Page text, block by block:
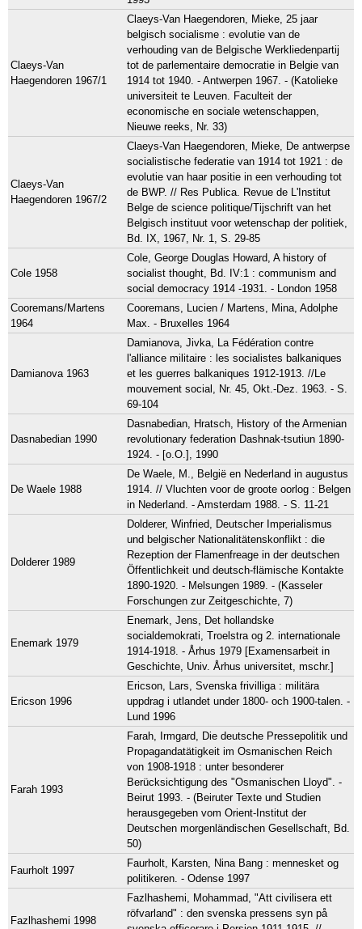
Claeys-Van
Haegendoren 1967/1
Claeys-Van Haegendoren, Mieke, 25 jaar
belgisch socialisme : evolutie van de
verhouding van de Belgische Werkliedenpartij
tot de parlementaire democratie in Belgie van
1914 tot 1940. - Antwerpen 1967. - (Katolieke
universiteit te Leuven. Faculteit der
economische en sociale wetenschappen,
Nieuwe reeks, Nr. 33)
Claeys-Van
Haegendoren 1967/2
Claeys-Van Haegendoren, Mieke, De antwerpse
socialistische federatie van 1914 tot 1921 : de
evolutie van haar positie in een verhouding tot
de BWP. // Res Publica. Revue de L'Institut
Belge de science politique/Tijschrift van het
Belgisch instituut voor wetenschap der politiek,
Bd. IX, 1967, Nr. 1, S. 29-85
Cole 1958
Cole, George Douglas Howard, A history of
socialist thought, Bd. IV:1 : communism and
social democracy 1914 -1931. - London 1958
Cooremans/Martens
1964
Cooremans, Lucien / Martens, Mina, Adolphe
Max. - Bruxelles 1964
Damianova 1963
Damianova, Jivka, La Fédération contre
l'alliance militaire : les socialistes balkaniques
et les guerres balkaniques 1912-1913. //Le
mouvement social, Nr. 45, Okt.-Dez. 1963. - S.
69-104
Dasnabedian 1990
Dasnabedian, Hratsch, History of the Armenian
revolutionary federation Dashnak-tsutiun 1890-
1924. - [o.O.], 1990
De Waele 1988
De Waele, M., België en Nederland in augustus
1914. // Vluchten voor de groote oorlog : Belgen
in Nederland. - Amsterdam 1988. - S. 11-21
Dolderer 1989
Dolderer, Winfried, Deutscher Imperialismus
und belgischer Nationalitätenskonflikt : die
Rezeption der Flamenfreage in der deutschen
Öffentlichkeit und deutsch-flämische Kontakte
1890-1920. - Melsungen 1989. - (Kasseler
Forschungen zur Zeitgeschichte, 7)
Enemark 1979
Enemark, Jens, Det hollandske
socialdemokrati, Troelstra og 2. internationale
1914-1918. - Århus 1979 [Examensarbeit in
Geschichte, Univ. Århus universitet, mschr.]
Ericson 1996
Ericson, Lars, Svenska frivilliga : militära
uppdrag i utlandet under 1800- och 1900-talen. -
Lund 1996
Farah 1993
Farah, Irmgard, Die deutsche Pressepolitik und
Propagandatätigkeit im Osmanischen Reich
von 1908-1918 : unter besonderer
Berücksichtigung des "Osmanischen Lloyd". -
Beirut 1993. - (Beiruter Texte und Studien
herausgegeben vom Orient-Institut der
Deutschen morgenländischen Gesellschaft, Bd.
50)
Faurholt 1997
Faurholt, Karsten, Nina Bang : mennesket og
politikeren. - Odense 1997
Fazlhashemi 1998
Fazlhashemi, Mohammad, "Att civilisera ett
röfvarland" : den svenska pressens syn på